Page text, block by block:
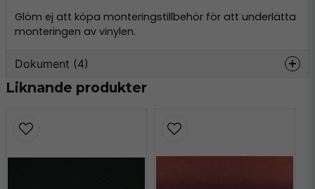
Glöm ej att köpa monteringstillbehör för att underlätta
monteringen av vinylen.
Dokument (4)
3m-faq-maintenance-
Hämta
Liknande produkter